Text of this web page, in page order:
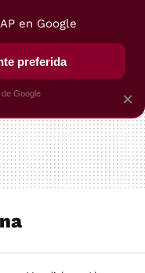
VEGUI
×
en Google
preferida
Google